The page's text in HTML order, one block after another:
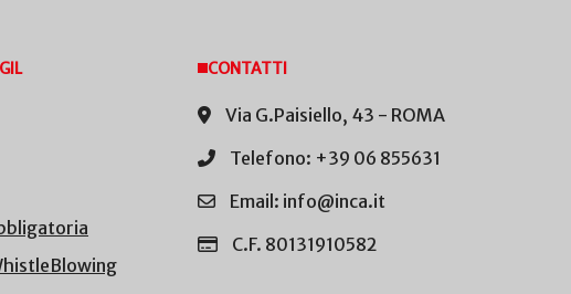
CONTATTI
Via G.Paisiello, 43 - ROMA
Telefono: +39 06 855631
Email: info@inca.it
C.F. 80131910582